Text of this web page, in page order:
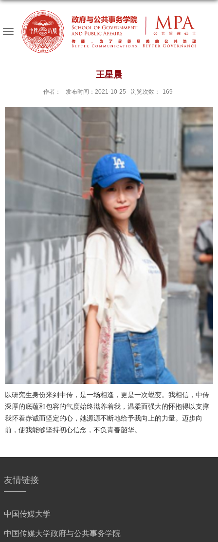
王星晨
作者： 发布时间：2021-10-25 浏览次数： 169
以研究生身份来到中传，是一场相逢，更是一次蜕变。我相信，中传
深厚的底蕴和包容的气度始终滋养着我，温柔而强大的怀抱得以支撑
我怀着赤诚而坚定的心，她源源不断地给予我向上的力量。迈步向
前，使我能够坚持初心信念，不负青春韶华。
友情链接
中国传媒大学
中国传媒大学政府与公共事务学院